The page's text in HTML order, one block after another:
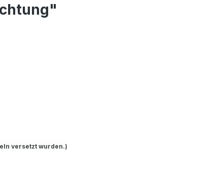
versetzt wurden.)